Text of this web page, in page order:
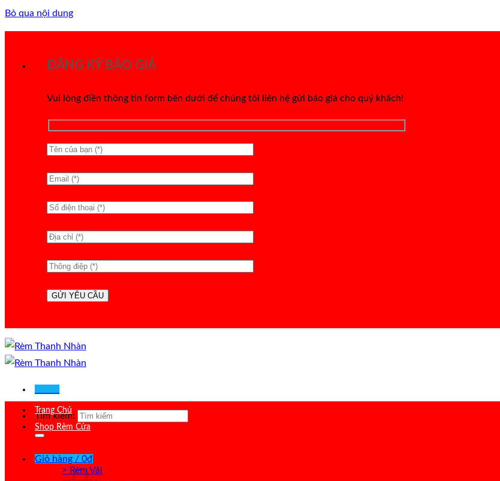
Bỏ qua nội dung
ĐĂNG KÝ BÁO GIÁ
Vui lòng điền thông tin form bên dưới để chúng tôi liên hệ gửi báo giá cho quý khách!
Tìm kiếm:
Giỏ hàng / 0₫
Trang Chủ
Shop Rèm Cửa
> Rèm Vải